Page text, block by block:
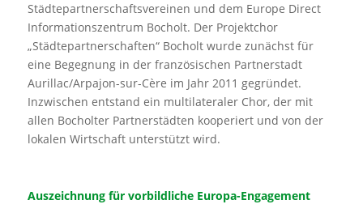
Städtepartnerschaftsvereinen und dem Europe Direct
Informationszentrum Bocholt. Der Projektchor
„Städtepartnerschaften“ Bocholt wurde zunächst für
eine Begegnung in der französischen Partnerstadt
Aurillac/Arpajon-sur-Cère im Jahr 2011 gegründet.
Inzwischen entstand ein multilateraler Chor, der mit
allen Bocholter Partnerstädten kooperiert und von der
lokalen Wirtschaft unterstützt wird.
Auszeichnung für vorbildliche Europa-Engagement